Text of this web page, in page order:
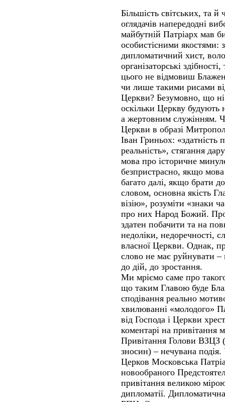
Більшість світських, та й
оглядачів напередодні
майбутній Патріарх мав
особистісними якостями:
дипломатичний хист,
організаторські
цього не відмовиш
чи лише такими рисами
Церкви? Безумовно, що
оскільки Церкву будують
а жертовним служінням.
Церкви в образі
Іван Гриньох: «здатність
реальність», стягання
мова про історичне
безпристрасно, якщо мова
багато далі, якщо брати
словом, основна якість
візію», розуміти «знаки
про них Народ Божий.
здатен побачити та на
недоліки, недоречності,
власної Церкви. Однак,
слово не має руйнувати
до дій, до зростання.
Ми мріємо саме про
що таким Главою буде
сподівання реально
хвилюванні «молодого»
від Господа і Церкви
коментарі на привітання
Привітання Голови ВЗЦЗ
зносин) – нечувана
Церков Московська
новообраного
привітання великою
дипломатії.